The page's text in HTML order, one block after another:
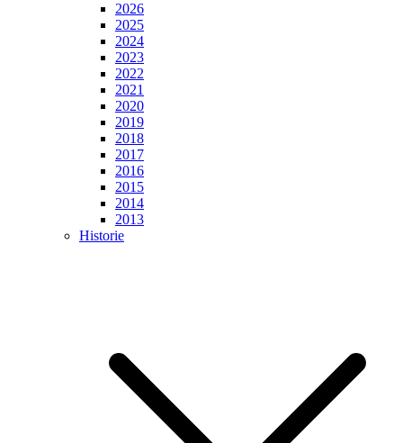
2026
2025
2024
2023
2022
2021
2020
2019
2018
2017
2016
2015
2014
2013
Historie